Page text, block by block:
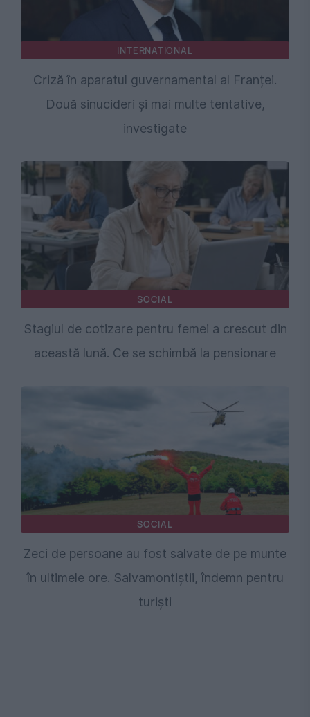
INTERNATIONAL
Criză în aparatul guvernamental al Franței.
Două sinucideri și mai multe tentative,
investigate
SOCIAL
Stagiul de cotizare pentru femei a crescut din
această lună. Ce se schimbă la pensionare
SOCIAL
Zeci de persoane au fost salvate de pe munte
în ultimele ore. Salvamontiștii, îndemn pentru
turiști